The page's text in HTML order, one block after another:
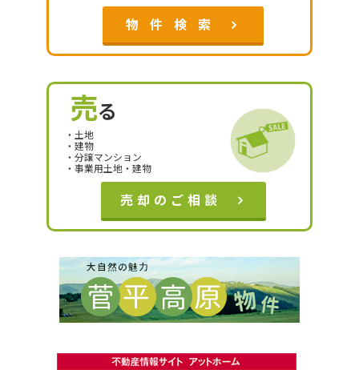
物 件 検 索
売る
・土地
・建物
・分譲マンション
・事業用土地・建物
売却のご相談